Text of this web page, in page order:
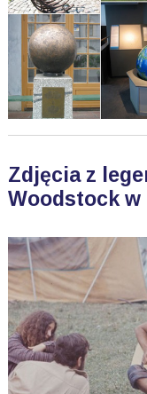
Zdjęcia z
Woodstock w